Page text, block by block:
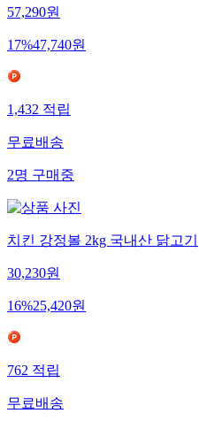
57,290원
17%47,740원
1,432적립
무료배송
2명구매중
치킨 강정볼 2kg 국내산 닭고기
30,230원
16%25,420원
762적립
무료배송